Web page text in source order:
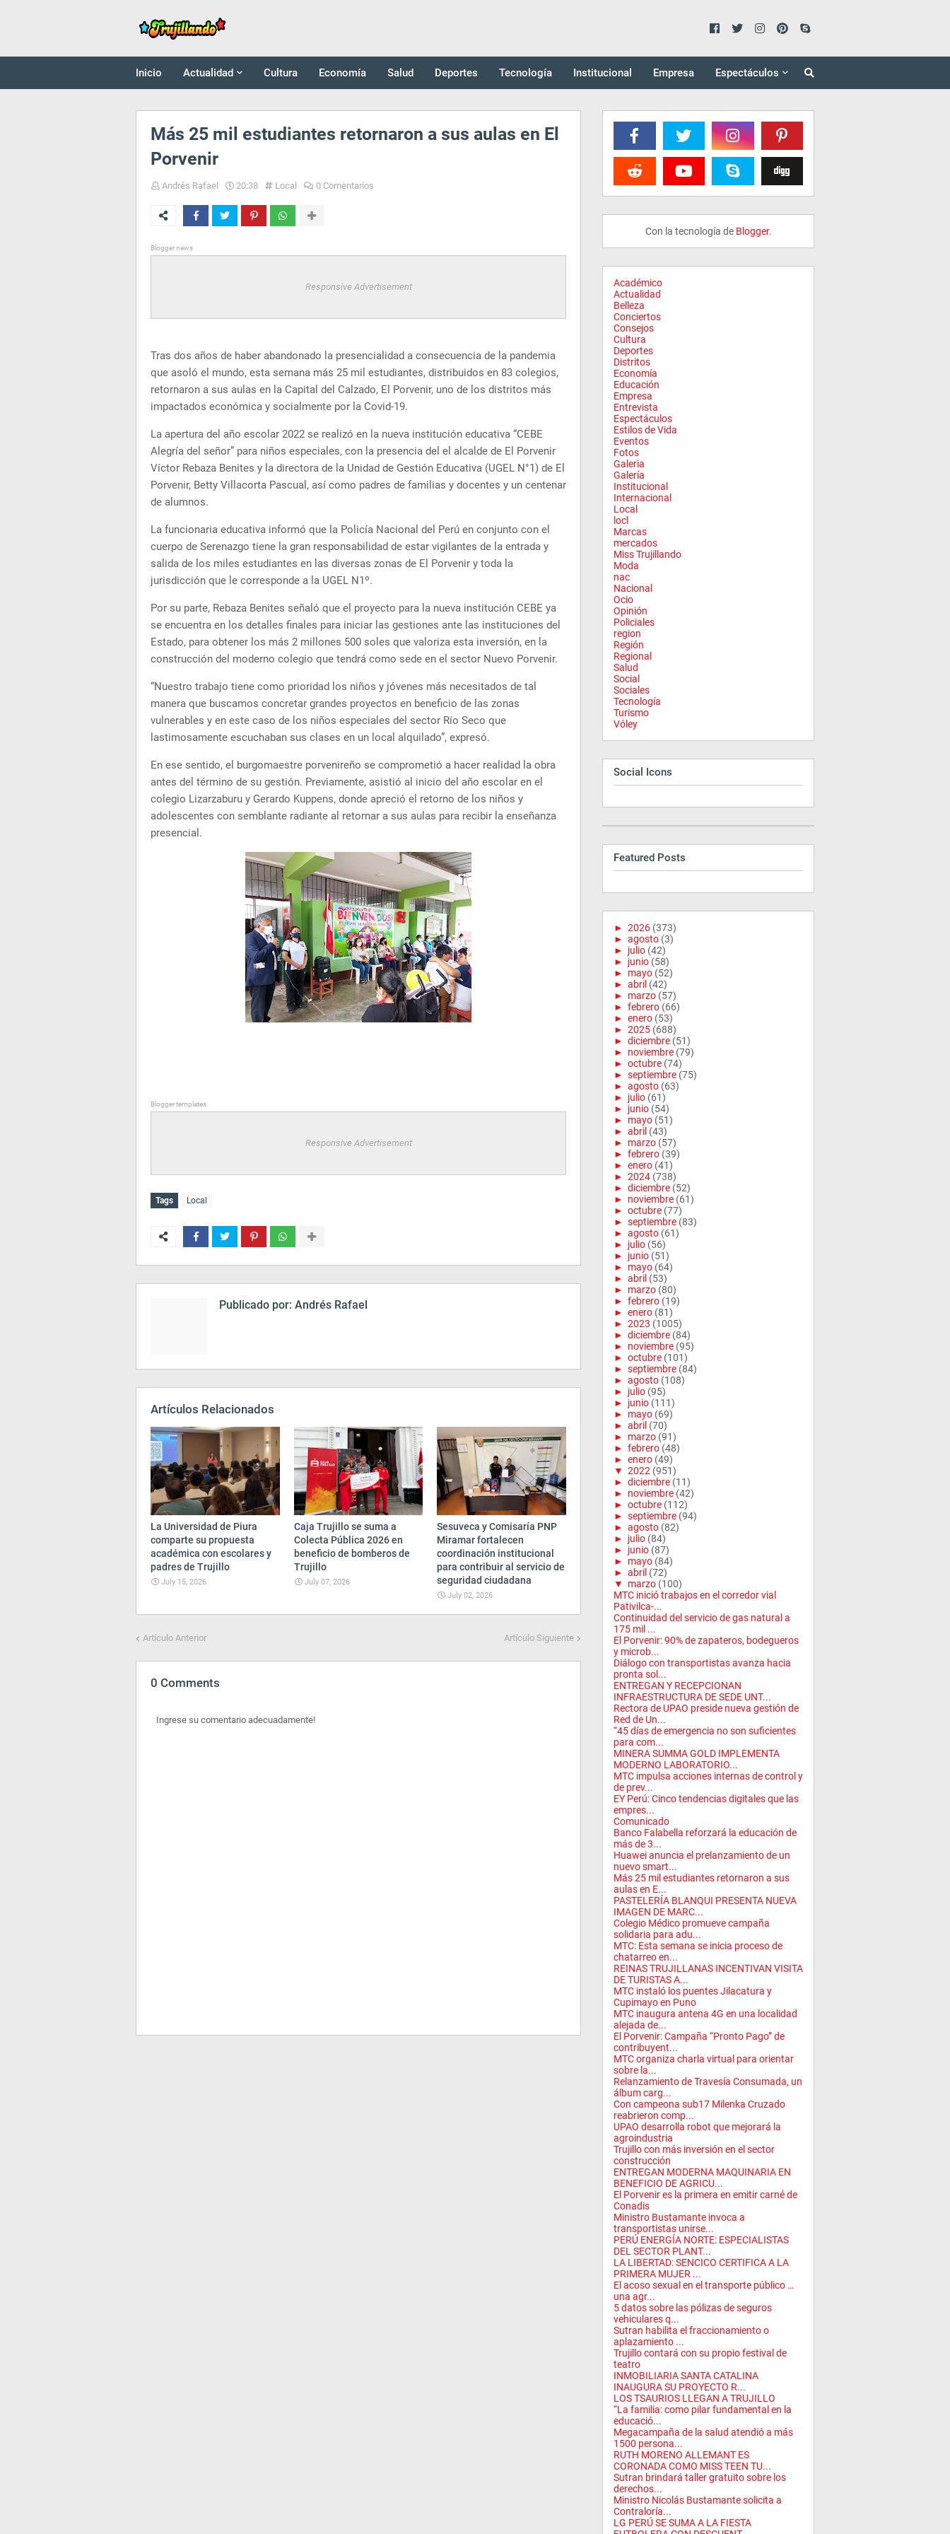
Inicio Actualidad Cultura Economía Salud Deportes Tecnología Institucional Empresa Espectáculos
Más 25 mil estudiantes retornaron a sus aulas en El
Porvenir
Andrés Rafael 20:38 Local 0 Comentarios
Blogger news
Responsive Advertisement
Tras dos años de haber abandonado la presencialidad a consecuencia de la pandemia
que asoló el mundo, esta semana más 25 mil estudiantes, distribuidos en 83 colegios,
retornaron a sus aulas en la Capital del Calzado, El Porvenir, uno de los distritos más
impactados económica y socialmente por la Covid-19.
La apertura del año escolar 2022 se realizó en la nueva institución educativa “CEBE
Alegría del señor” para niños especiales, con la presencia del el alcalde de El Porvenir
Víctor Rebaza Benites y la directora de la Unidad de Gestión Educativa (UGEL N°1) de El
Porvenir, Betty Villacorta Pascual, así como padres de familias y docentes y un centenar
de alumnos.
La funcionaria educativa informó que la Policía Nacional del Perú en conjunto con el
cuerpo de Serenazgo tiene la gran responsabilidad de estar vigilantes de la entrada y
salida de los miles estudiantes en las diversas zonas de El Porvenir y toda la
jurisdicción que le corresponde a la UGEL N1º.
Por su parte, Rebaza Benites señaló que el proyecto para la nueva institución CEBE ya
se encuentra en los detalles finales para iniciar las gestiones ante las instituciones del
Estado, para obtener los más 2 millones 500 soles que valoriza esta inversión, en la
construcción del moderno colegio que tendrá como sede en el sector Nuevo Porvenir.
“Nuestro trabajo tiene como prioridad los niños y jóvenes más necesitados de tal
manera que buscamos concretar grandes proyectos en beneficio de las zonas
vulnerables y en este caso de los niños especiales del sector Río Seco que
lastimosamente escuchaban sus clases en un local alquilado”, expresó.
En ese sentido, el burgomaestre porvenireño se comprometió a hacer realidad la obra
antes del término de su gestión. Previamente, asistió al inicio del año escolar en el
colegio Lizarzaburu y Gerardo Kuppens, donde apreció el retorno de los niños y
adolescentes con semblante radiante al retornar a sus aulas para recibir la enseñanza
presencial.
Blogger templates
Responsive Advertisement
Tags Local
Publicado por: Andrés Rafael
Artículos Relacionados
La Universidad de Piura
comparte su propuesta
académica con escolares y
padres de Trujillo
July 15, 2026
Caja Trujillo se suma a
Colecta Pública 2026 en
beneficio de bomberos de
Trujillo
July 07, 2026
Sesuveca y Comisaría PNP
Miramar fortalecen
coordinación institucional
para contribuir al servicio de
seguridad ciudadana
July 02, 2026
Artículo Anterior Artículo Siguiente
0 Comments
Ingrese su comentario adecuadamente!
Con la tecnología de Blogger.
Académico
Actualidad
Belleza
Conciertos
Consejos
Cultura
Deportes
Distritos
Economía
Educación
Empresa
Entrevista
Espectáculos
Estilos de Vida
Eventos
Fotos
Galeria
Galería
Institucional
Internacional
Local
locl
Marcas
mercados
Miss Trujillando
Moda
nac
Nacional
Ocio
Opinión
Policiales
region
Región
Regional
Salud
Social
Sociales
Tecnología
Turismo
Vóley
Social Icons
Featured Posts
► 2026 (373)
► agosto (3)
► julio (42)
► junio (58)
► mayo (52)
► abril (42)
► marzo (57)
► febrero (66)
► enero (53)
► 2025 (688)
► diciembre (51)
► noviembre (79)
► octubre (74)
► septiembre (75)
► agosto (63)
► julio (61)
► junio (54)
► mayo (51)
► abril (43)
► marzo (57)
► febrero (39)
► enero (41)
► 2024 (738)
► diciembre (52)
► noviembre (61)
► octubre (77)
► septiembre (83)
► agosto (61)
► julio (56)
► junio (51)
► mayo (64)
► abril (53)
► marzo (80)
► febrero (19)
► enero (81)
► 2023 (1005)
► diciembre (84)
► noviembre (95)
► octubre (101)
► septiembre (84)
► agosto (108)
► julio (95)
► junio (111)
► mayo (69)
► abril (70)
► marzo (91)
► febrero (48)
► enero (49)
▼ 2022 (951)
► diciembre (11)
► noviembre (42)
► octubre (112)
► septiembre (94)
► agosto (82)
► julio (84)
► junio (87)
► mayo (84)
► abril (72)
▼
marzo (100)
MTC inició trabajos en el corredor vial
Pativilca-...
Continuidad del servicio de gas natural a
175 mil ...
El Porvenir: 90% de zapateros, bodegueros
y microb...
Diálogo con transportistas avanza hacia
pronta sol...
ENTREGAN Y RECEPCIONAN
INFRAESTRUCTURA DE SEDE UNT...
Rectora de UPAO preside nueva gestión de
Red de Un...
“45 días de emergencia no son suficientes
para com...
MINERA SUMMA GOLD IMPLEMENTA
MODERNO LABORATORIO...
MTC impulsa acciones internas de control y
de prev...
EY Perú: Cinco tendencias digitales que las
empres...
Comunicado
Banco Falabella reforzará la educación de
más de 3...
Huawei anuncia el prelanzamiento de un
nuevo smart...
Más 25 mil estudiantes retornaron a sus
aulas en E...
PASTELERÍA BLANQUI PRESENTA NUEVA
IMAGEN DE MARC...
Colegio Médico promueve campaña
solidaria para adu...
MTC: Esta semana se inicia proceso de
chatarreo en...
REINAS TRUJILLANAS INCENTIVAN VISITA
DE TURISTAS A...
MTC instaló los puentes Jilacatura y
Cupimayo en Puno
MTC inaugura antena 4G en una localidad
alejada de...
El Porvenir: Campaña “Pronto Pago” de
contribuyent...
MTC organiza charla virtual para orientar
sobre la...
Relanzamiento de Travesía Consumada, un
álbum carg...
Con campeona sub17 Milenka Cruzado
reabrieron comp...
UPAO desarrolla robot que mejorará la
agroindustria
Trujillo con más inversión en el sector
construcción
ENTREGAN MODERNA MAQUINARIA EN
BENEFICIO DE AGRICU...
El Porvenir es la primera en emitir carné de
Conadis
Ministro Bustamante invoca a
transportistas unirse...
PERÚ ENERGÍA NORTE: ESPECIALISTAS
DEL SECTOR PLANT...
LA LIBERTAD: SENCICO CERTIFICA A LA
PRIMERA MUJER ...
El acoso sexual en el transporte público …
una agr...
5 datos sobre las pólizas de seguros
vehiculares q...
Sutran habilita el fraccionamiento o
aplazamiento ...
Trujillo contará con su propio festival de
teatro
INMOBILIARIA SANTA CATALINA
INAUGURA SU PROYECTO R...
LOS TSAURIOS LLEGAN A TRUJILLO
“La familia: como pilar fundamental en la
educació...
Megacampaña de la salud atendió a más
1500 persona...
RUTH MORENO ALLEMANT ES
CORONADA COMO MISS TEEN TU...
Sutran brindará taller gratuito sobre los
derechos...
Ministro Nicolás Bustamante solicita a
Contraloría...
LG PERÚ SE SUMA A LA FIESTA